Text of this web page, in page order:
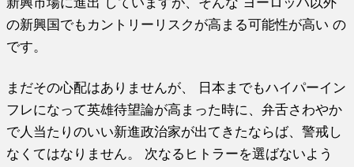
の新興国でもカントリーリスクが高まる可能性が高い の
です。
まだその心配はありませんが、 日本までもハイパーイン
フレになって英雄待望論が高まった時に、弁舌さわやか
で人当たりのいい新進政治家が出てきたならば、警戒し
なくてはなりません。 次なるヒトラーを選ばないよう